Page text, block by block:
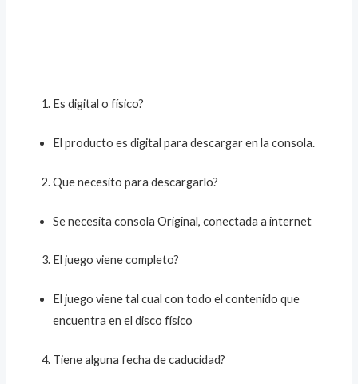
Es digital o físico?
El producto es digital para descargar en la consola.
Que necesito para descargarlo?
Se necesita consola Original, conectada a internet
El juego viene completo?
El juego viene tal cual con todo el contenido que
encuentra en el disco físico
Tiene alguna fecha de caducidad?